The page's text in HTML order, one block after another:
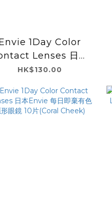
1Day Color
Lenses 日本
每日即棄有色隱
Indigo)
HK$130.00